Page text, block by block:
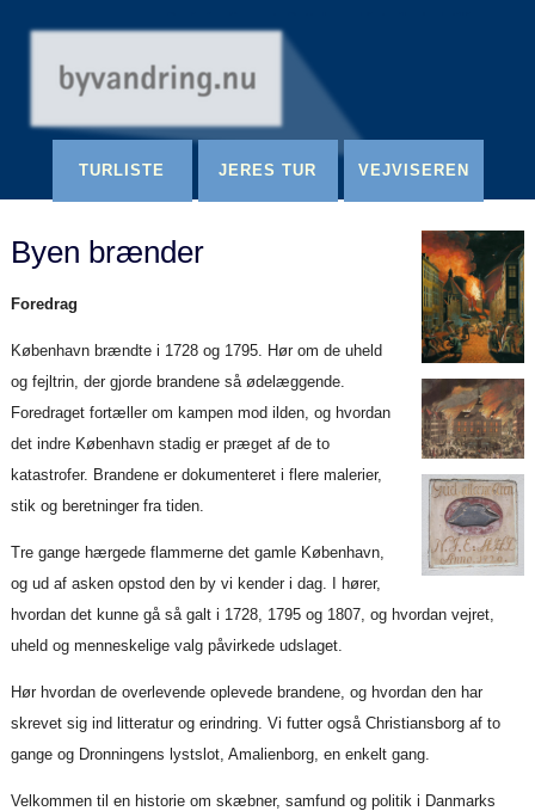
TURLISTE JERES TUR VEJVISEREN
Byen brænder
Foredrag
København brændte i 1728 og 1795. Hør om de uheld
og fejltrin, der gjorde brandene så ødelæggende.
Foredraget fortæller om kampen mod ilden, og hvordan
det indre København stadig er præget af de to
katastrofer. Brandene er dokumenteret i flere malerier,
stik og beretninger fra tiden.
Tre gange hærgede flammerne det gamle København,
og ud af asken opstod den by vi kender i dag. I hører,
hvordan det kunne gå så galt i 1728, 1795 og 1807, og hvordan vejret,
uheld og menneskelige valg påvirkede udslaget.
Hør hvordan de overlevende oplevede brandene, og hvordan den har
skrevet sig ind litteratur og erindring. Vi futter også Christiansborg af to
gange og Dronningens lystslot, Amalienborg, en enkelt gang.
Velkommen til en historie om skæbner, samfund og politik i Danmarks